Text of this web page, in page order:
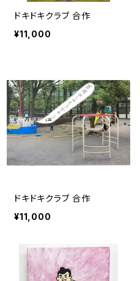
ドキドキクラブ 合作
¥11,000
ドキドキクラブ 合作
¥11,000